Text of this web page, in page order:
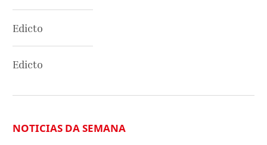
Edicto
Edicto
NOTICIAS DA SEMANA